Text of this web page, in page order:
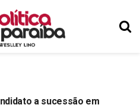
a sucessão em